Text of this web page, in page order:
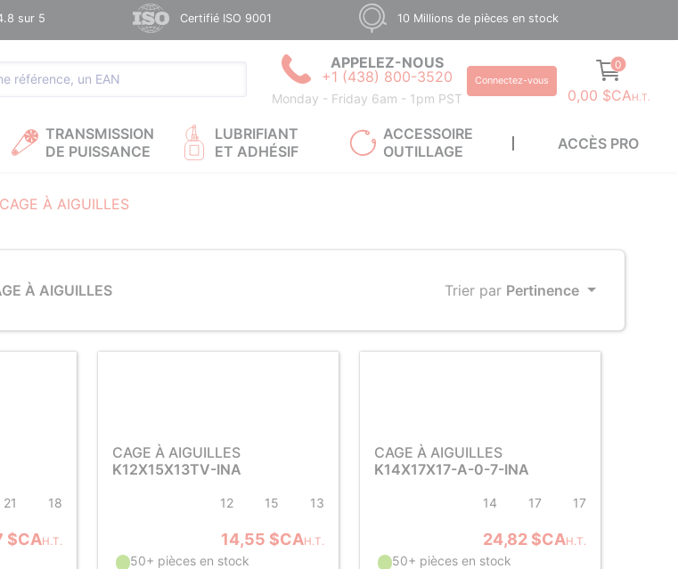
sur 5 Certifié ISO 9001 10 Millions de pièces en stock
APPELEZ-NOUS
+1 (438) 800-3520
Monday - Friday 6am - 1pm PST
Connectez-vous
0
0,00 $CAH.T.
TRANSMISSION
DE PUISSANCE
LUBRIFIANT
ET ADHÉSIF
ACCESSOIRE
OUTILLAGE
ACCÈS PRO
CAGE À AIGUILLES
À AIGUILLES Trier par Pertinence
21 18
$CAH.T.
CAGE À AIGUILLES
K12X15X13TV-INA
12 15 13
14,55 $CAH.T.
50+ pièces en stock
CAGE À AIGUILLES
K14X17X17-A-0-7-INA
14 17 17
24,82 $CAH.T.
50+ pièces en stock